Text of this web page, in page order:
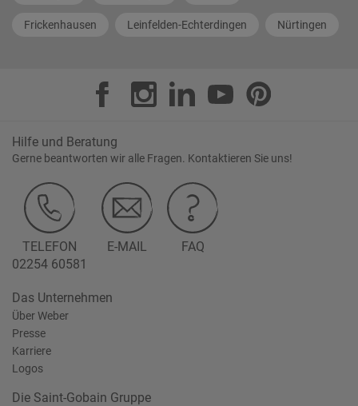
Frickenhausen Leinfelden-Echterdingen Nürtingen
Hilfe und Beratung
Gerne beantworten wir alle Fragen. Kontaktieren Sie uns!
TELEFON
02254 60581
E-MAIL FAQ
Das Unternehmen
Über Weber
Presse
Karriere
Logos
Die Saint-Gobain Gruppe